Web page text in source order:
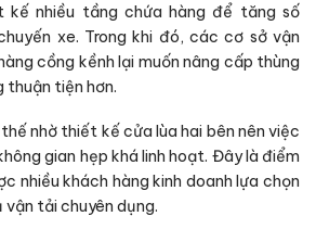
kế nhiều tầng chứa hàng để tăng số
xe. Trong khi đó, các cơ sở vận
cồng kềnh lại muốn nâng cấp thùng
thuận tiện hơn.
nhờ thiết kế cửa lùa hai bên nên việc
gian hẹp khá linh hoạt. Đây là điểm
nhiều khách hàng kinh doanh lựa chọn
tải chuyên dụng.